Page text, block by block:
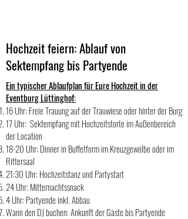
Hochzeit feiern: Ablauf von
Sektempfang bis Partyende
Ein typischer Ablaufplan für Eure Hochzeit in der
Eventburg Lüttinghof:
16 Uhr: Freie Trauung auf der Trauwiese oder hinter der Burg
17 Uhr: Sektempfang mit Hochzeitstorte im Außenbereich
der Location
18-20 Uhr: Dinner in Buffetform im Kreuzgewölbe oder im
Rittersaal
21:30 Uhr: Hochzeitstanz und Partystart
24 Uhr: Mitternachtssnack
4 Uhr: Partyende inkl. Abbau
Wann den DJ buchen: Ankunft der Gäste bis Partyende